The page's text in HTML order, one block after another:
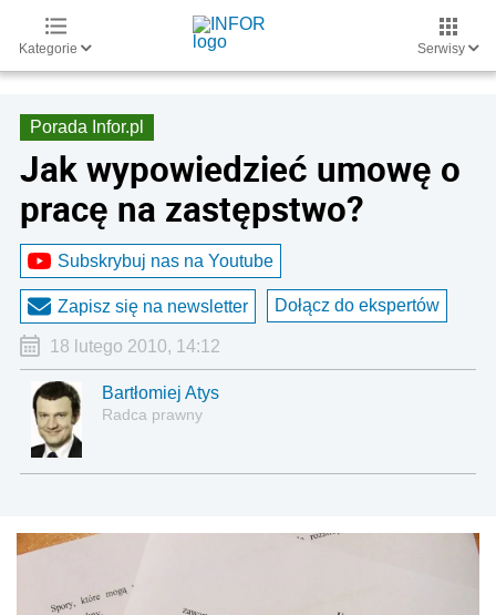
Kategorie Serwisy
Porada Infor.pl
Jak wypowiedzieć umowę o
pracę na zastępstwo?
Subskrybuj nas na Youtube
Zapisz się na newsletter Dołącz do ekspertów
18 lutego 2010, 14:12
Bartłomiej Atys
Radca prawny